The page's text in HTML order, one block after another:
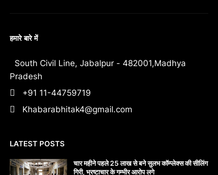
हमारे बारे में
South Civil Line, Jabalpur - 482001,Madhya
Pradesh
+91 11-44759719
Khabarabhitak4@gmail.com
LATEST POSTS
चार महीने पहले 25 लाख से बने सुलभ कॉम्प्लेक्स की सीलिंग
गिरी, भ्रष्टाचार के गम्भीर आरोप लगे